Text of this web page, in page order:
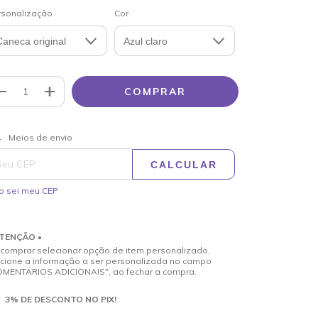
Cor
para o CEP:
Meios de envio
CALCULAR
sei meu CEP
•
selecionar opção de item personalizado,
a informação a ser personalizada no campo
ADICIONAIS", ao fechar a compra.
3% DE DESCONTO NO PIX!